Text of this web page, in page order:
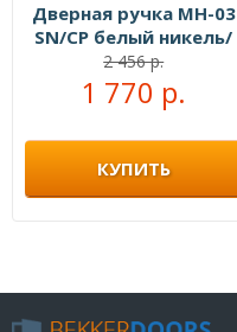
Дверная ручка MH-03
SN/CP белый никель/
полированный хром
2 456 р.
1 770 р.
КУПИТЬ